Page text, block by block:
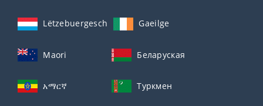
Lëtzebuergesch Gaeilge
Maori Беларуская
አማርኛ Туркмен